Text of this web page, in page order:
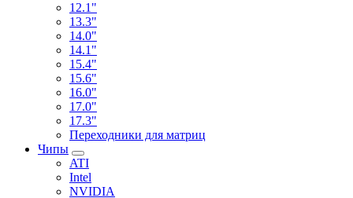
12.1"
13.3"
14.0"
14.1"
15.4"
15.6"
16.0"
17.0"
17.3"
Переходники для матриц
Чипы
ATI
Intel
NVIDIA